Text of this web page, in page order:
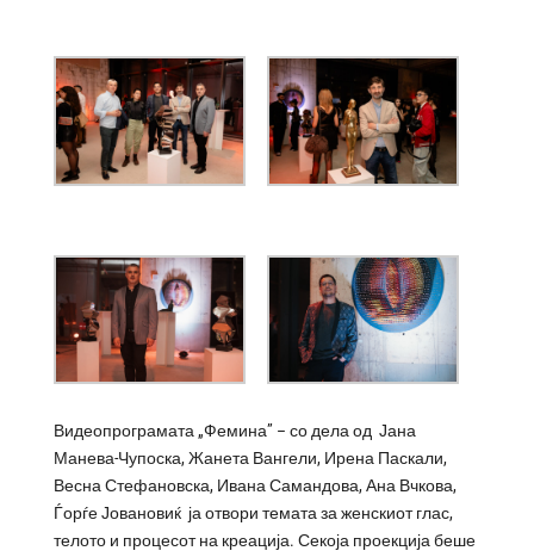
Видеопрограмата „Фемина” – со дела од Јана
Манева-Чупоска, Жанета Вангели, Ирена Паскали,
Весна Стефановска, Ивана Самандова, Ана Вчкова,
Ѓорѓе Јовановиќ ја отвори темата за женскиот глас,
телото и процесот на креација. Секоја проекција беше